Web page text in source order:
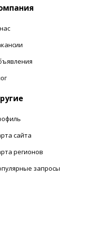
сайта
регионов
запросы